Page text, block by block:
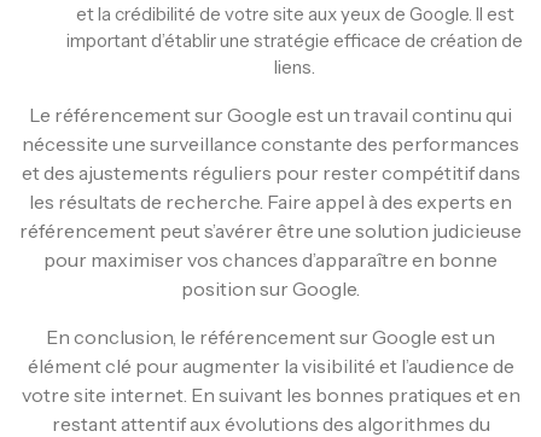
et la crédibilité de votre site aux yeux de Google. Il est
important d’établir une stratégie efficace de création de
liens.
Le référencement sur Google est un travail continu qui
nécessite une surveillance constante des performances
et des ajustements réguliers pour rester compétitif dans
les résultats de recherche. Faire appel à des experts en
référencement peut s’avérer être une solution judicieuse
pour maximiser vos chances d’apparaître en bonne
position sur Google.
En conclusion, le référencement sur Google est un
élément clé pour augmenter la visibilité et l’audience de
votre site internet. En suivant les bonnes pratiques et en
restant attentif aux évolutions des algorithmes du